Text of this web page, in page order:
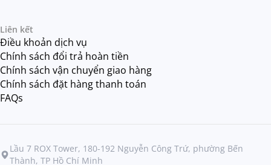
Liên kết
Điều khoản dịch vụ
Chính sách đổi trả hoàn tiền
Chính sách vận chuyển giao hàng
Chính sách đặt hàng thanh toán
FAQs
Lầu 7 ROX Tower, 180-192 Nguyễn Công Trứ, phường Bến
Thành, TP Hồ Chí Minh